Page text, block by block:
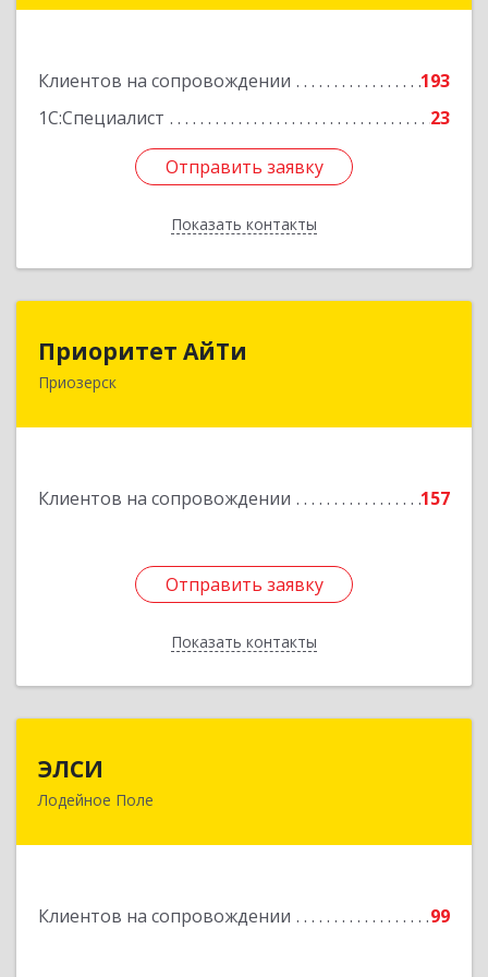
Клиентов на сопровождении
193
1С:Специалист
23
Отправить заявку
Показать контакты
Отправить заявку
Назад
Приоритет АйТи
Приозерск
Клиентов на сопровождении 157
Отправить заявку
Показать контакты
188760, Ленинградская обл, Приозерский р-н,
Подробнее
Отправить заявку
Назад
ЭЛСИ
Лодейное Поле
Клиентов на сопровождении 99
187700, Ленинградская обл, Лодейное Поле г,